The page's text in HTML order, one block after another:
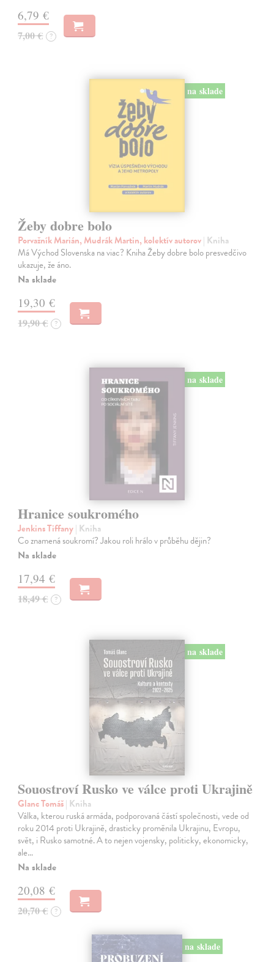
6,79 €
7,00 € ?
na sklade
Žeby dobre bolo
Porvažník Marián, Mudrák Martin, kolektív autorov| Kniha
Má Východ Slovenska na viac? Kniha Žeby dobre bolo presvedčivo
ukazuje, že áno.
Na sklade
19,30 €
19,90 € ?
na sklade
Hranice soukromého
Jenkins Tiffany| Kniha
Co znamená soukromí? Jakou roli hrálo v průběhu dějin?
Na sklade
17,94 €
18,49 € ?
na sklade
Souostroví Rusko ve válce proti Ukrajině
Glanc Tomáš| Kniha
Válka, kterou ruská armáda, podporovaná částí společnosti, vede od
roku 2014 proti Ukrajině, drasticky proměnila Ukrajinu, Evropu,
svět, i Rusko samotné. A to nejen vojensky, politicky, ekonomicky,
ale…
Na sklade
20,08 €
20,70 € ?
na sklade